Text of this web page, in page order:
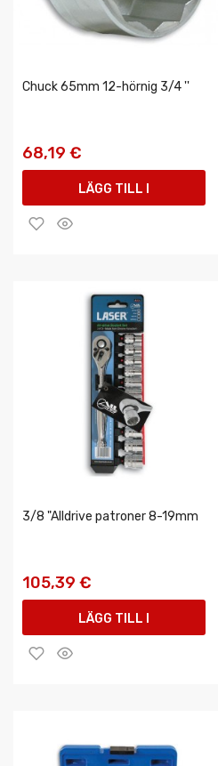
Chuck 65mm 12-hörnig 3/4 ''
68,19 €
LÄGG TILL I
VARUKORGEN
3/8 "Alldrive patroner 8-19mm
105,39 €
LÄGG TILL I
VARUKORGEN